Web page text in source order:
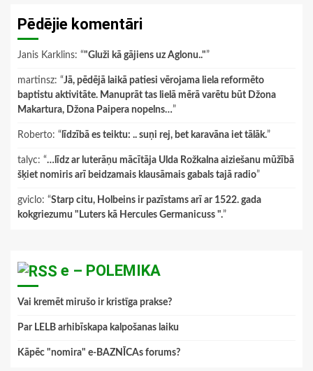
Pēdējie komentāri
Janis Karklins: “"Gluži kā gājiens uz Aglonu.."”
martinsz: “Jā, pēdējā laikā patiesi vērojama liela reformēto
baptistu aktivitāte. Manuprāt tas lielā mērā varētu būt Džona
Makartura, Džona Paipera nopelns…”
Roberto: “ līdzībā es teiktu: .. suņi rej, bet karavāna iet tālāk.”
talyc: “…līdz ar luterāņu mācītāja Ulda Rožkalna aiziešanu mūžībā
šķiet nomiris arī beidzamais klausāmais gabals tajā radio”
gviclo: “Starp citu, Holbeins ir pazīstams arī ar 1522. gada
kokgriezumu "Luters kā Hercules Germanicuss ".”
e – POLEMIKA
Vai kremēt mirušo ir kristīga prakse?
Par LELB arhibīskapa kalpošanas laiku
Kāpēc "nomira" e-BAZNĪCAs forums?